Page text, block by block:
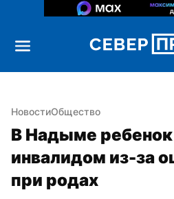
НовостиОбщество
В Надыме ребенок
инвалидом из-за
при родах